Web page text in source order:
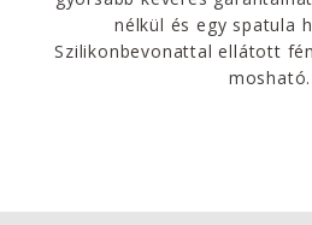
nélkül és egy spatula
Szilikonbevonattal ellátott
mosható.